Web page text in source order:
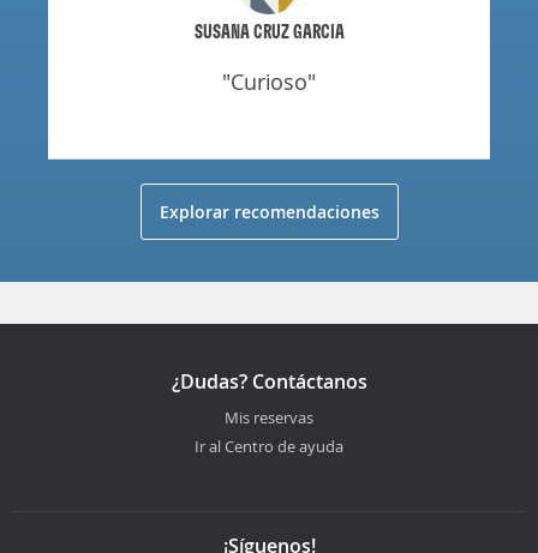
SUSANA CRUZ GARCIA
"curioso"
Explorar recomendaciones
¿Dudas? Contáctanos
Mis reservas
Ir al Centro de ayuda
¡Síguenos!